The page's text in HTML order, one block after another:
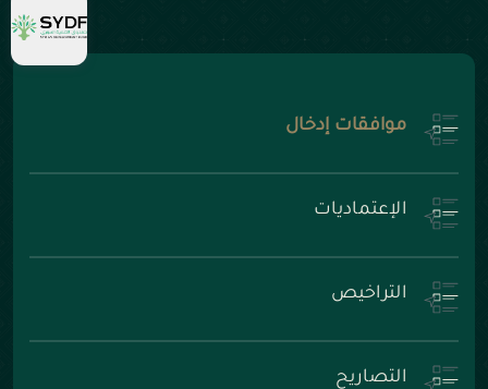
موافقات إدخال
الإعتماديات
التراخيص
التصاريح